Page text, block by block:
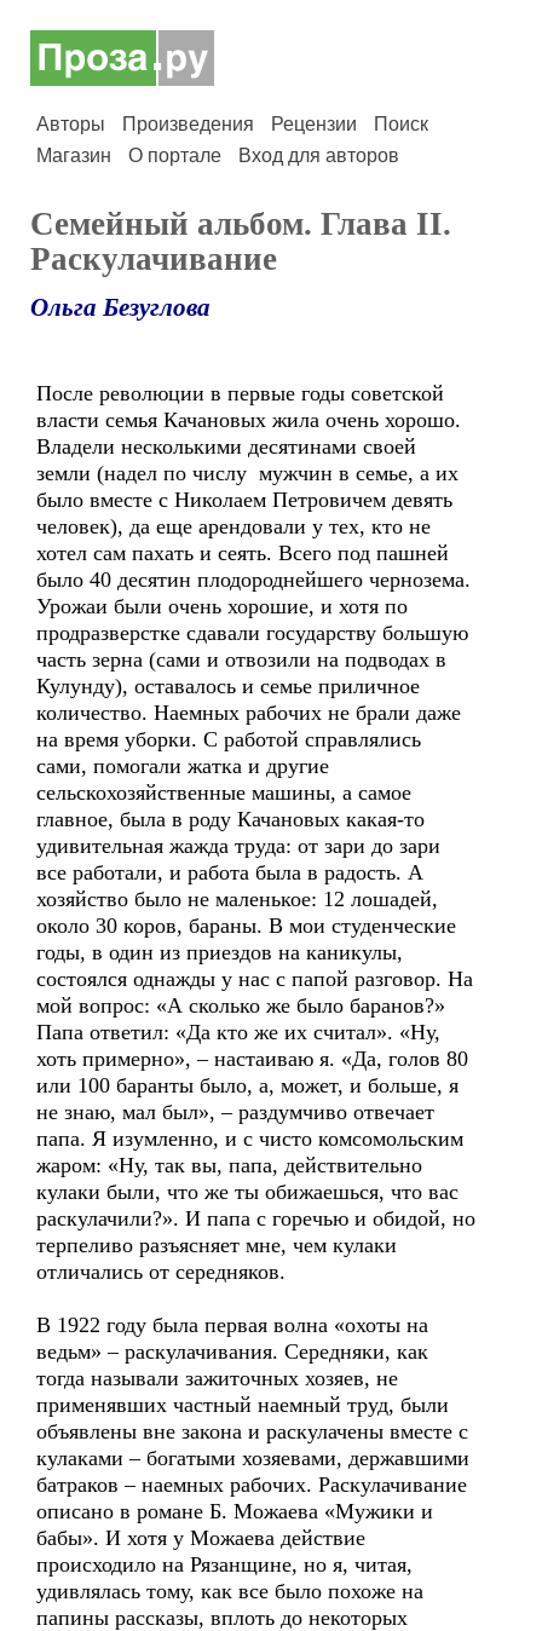
Авторы Произведения Рецензии
Поиск
Магазин
О портале Вход для авторов
Семейный альбом. Глава II.
Раскулачивание
Ольга Безуглова
После революции в первые годы советской
власти семья Качановых жила очень хорошо.
Владели несколькими десятинами своей
земли (надел по числу мужчин в семье, а их
было вместе с Николаем Петровичем девять
человек), да еще арендовали у тех, кто не
хотел сам пахать и сеять. Всего под пашней
было 40 десятин плодороднейшего чернозема.
Урожаи были очень хорошие, и хотя по
продразверстке сдавали государству большую
часть зерна (сами и отвозили на подводах в
Кулунду), оставалось и семье приличное
количество. Наемных рабочих не брали даже
на время уборки. С работой справлялись
сами, помогали жатка и другие
сельскохозяйственные машины, а самое
главное, была в роду Качановых какая-то
удивительная жажда труда: от зари до зари
все работали, и работа была в радость. А
хозяйство было не маленькое: 12 лошадей,
около 30 коров, бараны. В мои студенческие
годы, в один из приездов на каникулы,
состоялся однажды у нас с папой разговор. На
мой вопрос: «А сколько же было баранов?»
Папа ответил: «Да кто же их считал». «Ну,
хоть примерно», – настаиваю я. «Да, голов 80
или 100 баранты было, а, может, и больше, я
не знаю, мал был», – раздумчиво отвечает
папа. Я изумленно, и с чисто комсомольским
жаром: «Ну, так вы, папа, действительно
кулаки были, что же ты обижаешься, что вас
раскулачили?». И папа с горечью и обидой, но
терпеливо разъясняет мне, чем кулаки
отличались от середняков.
В 1922 году была первая волна «охоты на
ведьм» – раскулачивания. Середняки, как
тогда называли зажиточных хозяев, не
применявших частный наемный труд, были
объявлены вне закона и раскулачены вместе с
кулаками – богатыми хозяевами, державшими
батраков – наемных рабочих. Раскулачивание
описано в романе Б. Можаева «Мужики и
бабы». И хотя у Можаева действие
происходило на Рязанщине, но я, читая,
удивлялась тому, как все было похоже на
папины рассказы, вплоть до некоторых